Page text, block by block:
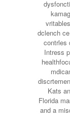
dclench
contrles
Intress
Kats
Florida
and a